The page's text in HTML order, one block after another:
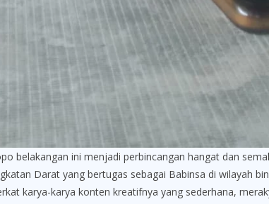
belakangan ini menjadi perbincangan hangat dan
Darat yang bertugas sebagai Babinsa di wilayah
karya-karya konten kreatifnya yang sederhana,